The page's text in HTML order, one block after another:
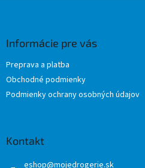
Informácie pre vás
Preprava a platba
Obchodné podmienky
Podmienky ochrany osobných údajov
Kontakt
eshop@mojedrogerie.sk